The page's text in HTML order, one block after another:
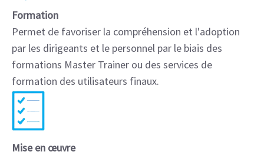
Formation
Permet de favoriser la compréhension et l'adoption
par les dirigeants et le personnel par le biais des
formations Master Trainer ou des services de
formation des utilisateurs finaux.
Mise en œuvre